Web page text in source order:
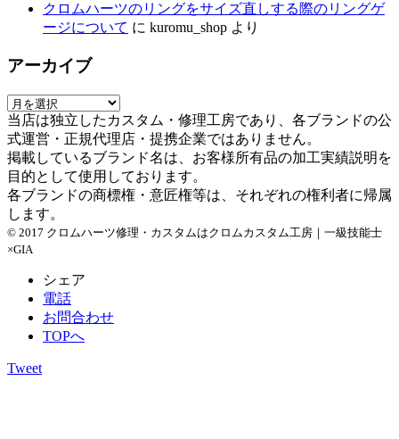
クロムハーツのリングをサイズ直しする際のリングゲ
ージについて に kuromu_shop より
アーカイブ
ア
ー
カ
イ
ブ
当店は独立したカスタム・修理工房であり、各ブランドの公
式運営・正規代理店・提携企業ではありません。
掲載しているブランド名は、お客様所有品の加工実績説明を
目的として使用しております。
各ブランドの商標権・意匠権等は、それぞれの権利者に帰属
します。
© 2017 クロムハーツ修理・カスタムはクロムカスタム工房｜一級技能士
×GIA
シェア
電話
お問合わせ
TOPへ
Tweet